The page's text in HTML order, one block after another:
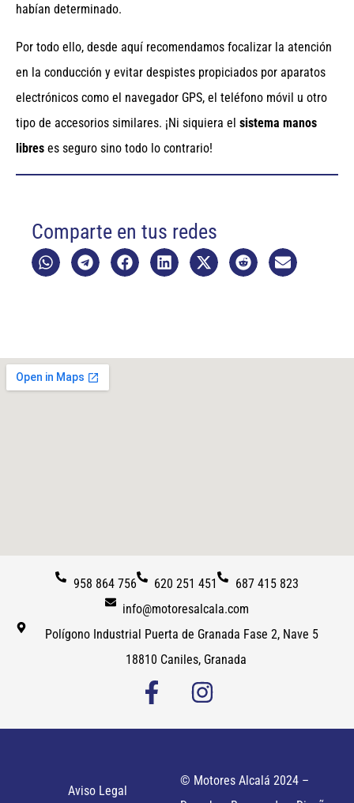
habían determinado.
Por todo ello, desde aquí recomendamos focalizar la atención
en la conducción y evitar despistes propiciados por aparatos
electrónicos como el navegador GPS, el teléfono móvil u otro
tipo de accesorios similares. ¡Ni siquiera el sistema manos
libres es seguro sino todo lo contrario!
Comparte en tus redes
958 864 756 620 251 451
687 415 823
info@motoresalcala.com
Polígono Industrial Puerta de Granada Fase 2, Nave 5
18810 Caniles, Granada
Aviso Legal
© Motores Alcalá 2024 –